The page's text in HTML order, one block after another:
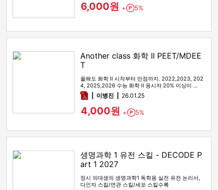
6,000원 + Point
5%
Another class 화학 II PEET/MDEE
T
올해도 화학 II 시작부터 만점까지. 2022,2023, 202
4, 2025,2026 수능 화학 II 응시자 20% 이상이 …
pdf이병진 26.01.25
4,000원 + Point
5%
생명과학 1 유전 스킬 - DECODE P
art 1 2027
정시 의대생의 생명과학1 독학용 실전 유전 논리서,
다인자 스킬/연관 스킬/세포 스킬수록